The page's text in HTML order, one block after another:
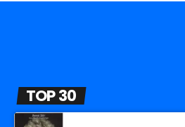
TOP 30